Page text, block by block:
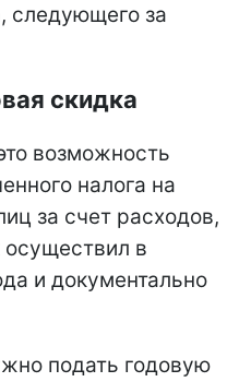
следующего за
скидка
возможность
налога на
за счет расходов,
осуществил в
и документально
подать годовую